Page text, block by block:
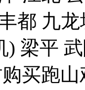
都 九
) 梁平
买跑